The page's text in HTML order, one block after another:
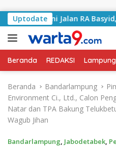
Uptodate
Jalan RA Basyid,
Beranda REDAKSI Lampung
Beranda Bandarlampung
Environment Ci., Ltd., Calon
Natar dan TPA Bakung
Wagub Jihan
Bandarlampung, Jabodetabek,